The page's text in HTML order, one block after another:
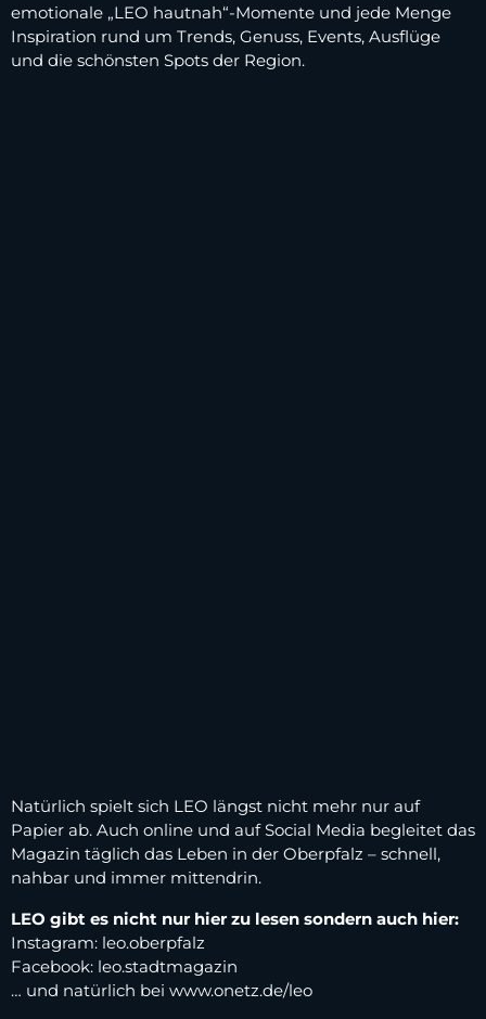
emotionale „LEO hautnah“-Momente und jede Menge
Inspiration rund um Trends, Genuss, Events, Ausflüge
und die schönsten Spots der Region.
Natürlich spielt sich LEO längst nicht mehr nur auf
Papier ab. Auch online und auf Social Media begleitet das
Magazin täglich das Leben in der Oberpfalz – schnell,
nahbar und immer mittendrin.
LEO gibt es nicht nur hier zu lesen sondern auch hier:
Instagram: leo.oberpfalz
Facebook: leo.stadtmagazin
… und natürlich bei www.onetz.de/leo